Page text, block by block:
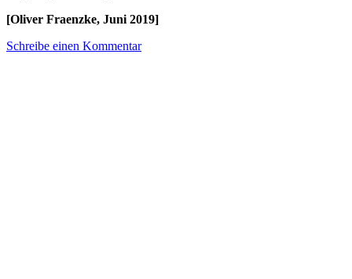
[Oliver Fraenzke, Juni 2019]
Schreibe einen Kommentar